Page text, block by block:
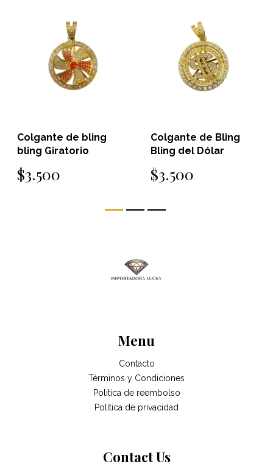
bling
Colgante de Bling
Bling del Dólar
Colgante de
bling de
Menu
Contacto
Términos y Condiciones
Politica de reembolso
Política de privacidad
Contact Us